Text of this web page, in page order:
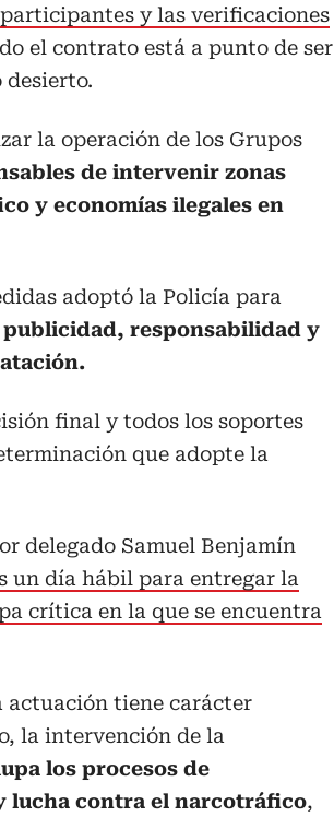
y las verificaciones
el contrato está a punto de ser
la operación de los Grupos
de intervenir zonas
y economías ilegales en
adoptó la Policía para
responsabilidad y
final y todos los soportes
que adopte la
delegado Samuel Benjamín
un día hábil para entregar la
crítica en la que se encuentra
actuación tiene carácter
la intervención de la
los procesos de
lucha contra el narcotráfico,